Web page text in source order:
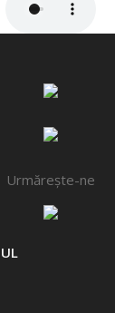
Urmărește-ne